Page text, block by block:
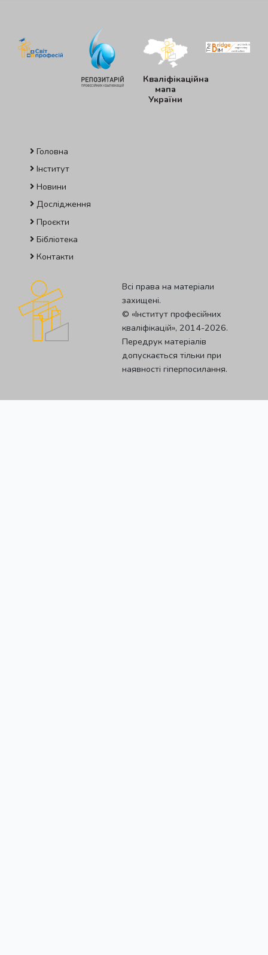
Кваліфікаційна
мапа
України
Головна
Інститут
Новини
Дослідження
Проєкти
Бібліотека
Контакти
Всі права на матеріали
захищені.
© «Iнститут професiйних
квалiфiкацiй», 2014-2026.
Передрук матеріалів
допускається тільки при
наявності гіперпосилання.